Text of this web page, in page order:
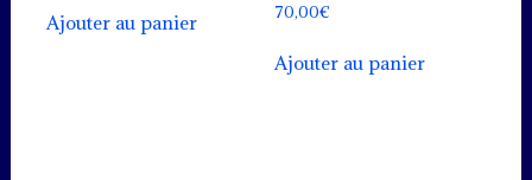
Ajouter au panier
70,00€
Ajouter au panier